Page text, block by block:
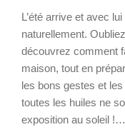
L’été arrive et avec
naturellement.
découvrez comment
maison, tout en
les bons gestes et
toutes les huiles ne
exposition au soleil !…